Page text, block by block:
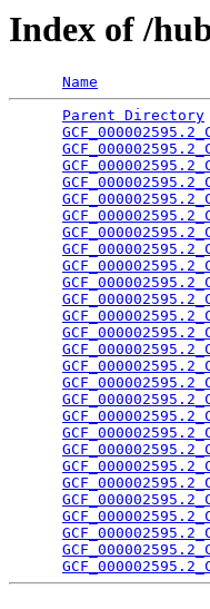
Index of /
Name
Parent Directory